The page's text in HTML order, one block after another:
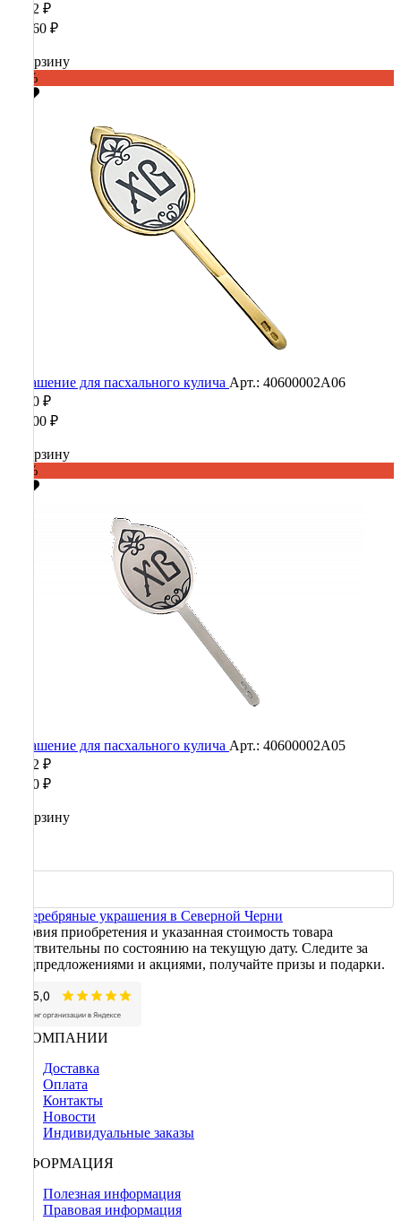
2 452 ₽
12 260 ₽
В корзину
-60%
Украшение для пасхального кулича Арт.: 40600002А06
4 560 ₽
11 400 ₽
В корзину
-60%
Украшение для пасхального кулича Арт.: 40600002А05
3 892 ₽
9 730 ₽
В корзину
Условия приобретения и указанная стоимость товара
действительны по состоянию на текущую дату. Следите за
спецпредложениями и акциями, получайте призы и подарки.
О КОМПАНИИ
Доставка
Оплата
Контакты
Новости
Индивидуальные заказы
ИНФОРМАЦИЯ
Полезная информация
Правовая информация